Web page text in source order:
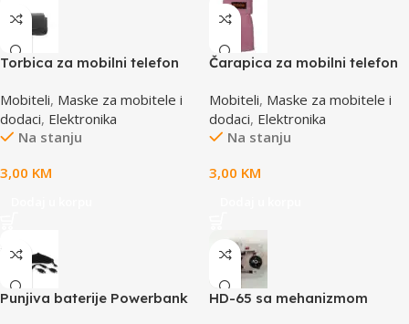
Torbica za mobilni telefon
Mobiteli, Maske za mobitele i
dodaci, Elektronika
Na stanju
3,00 KM
Čarapica za mobilni telefon
65x100mm
Mobiteli, Maske za mobitele i
dodaci, Elektronika
Na stanju
3,00 KM
Punjiva baterije Powerbank
HD-65 sa mehanizmom